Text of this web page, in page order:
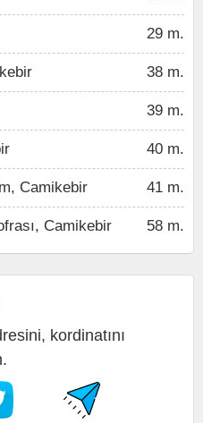
29 m.
38 m.
39 m.
40 m.
Camikebir 41 m.
Camikebir 58 m.
kordinatını